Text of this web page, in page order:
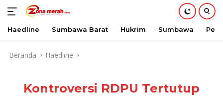
Haedline Sumbawa Barat Hukrim Sumbawa
Beranda Haedline
Kontroversi RDPU Tertutup